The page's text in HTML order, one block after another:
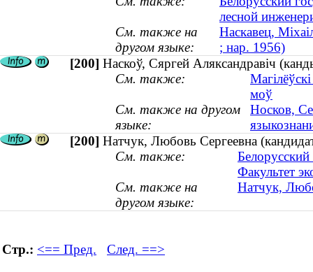
лесной
См. также на
другом языке:
Наскавец,
; нар. 1956)
[200] Наскоў, Сяргей Аляксандравіч
См. также:
моў
См. также на другом
языке:
Носков,
[200] Натчук, Любовь Сергеевна
См. также:
Факультет
См. также на
другом языке:
Натчук,
Стр.: <== Пред. След. ==>